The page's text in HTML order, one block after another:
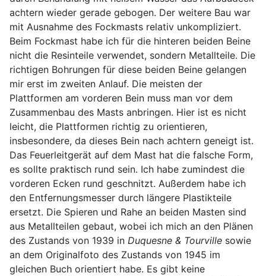
achtern wieder gerade gebogen. Der weitere Bau war
mit Ausnahme des Fockmasts relativ unkompliziert.
Beim Fockmast habe ich für die hinteren beiden Beine
nicht die Resinteile verwendet, sondern Metallteile. Die
richtigen Bohrungen für diese beiden Beine gelangen
mir erst im zweiten Anlauf. Die meisten der
Plattformen am vorderen Bein muss man vor dem
Zusammenbau des Masts anbringen. Hier ist es nicht
leicht, die Plattformen richtig zu orientieren,
insbesondere, da dieses Bein nach achtern geneigt ist.
Das Feuerleitgerät auf dem Mast hat die falsche Form,
es sollte praktisch rund sein. Ich habe zumindest die
vorderen Ecken rund geschnitzt. Außerdem habe ich
den Entfernungsmesser durch längere Plastikteile
ersetzt. Die Spieren und Rahe an beiden Masten sind
aus Metallteilen gebaut, wobei ich mich an den Plänen
des Zustands von 1939 in Duquesne & Tourville sowie
an dem Originalfoto des Zustands von 1945 im
gleichen Buch orientiert habe. Es gibt keine